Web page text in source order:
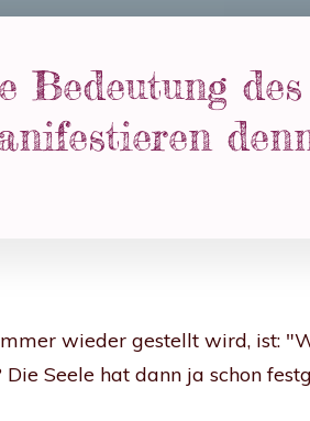
Bedeutung
wieder gestellt wird, ist:
Seele hat dann ja schon